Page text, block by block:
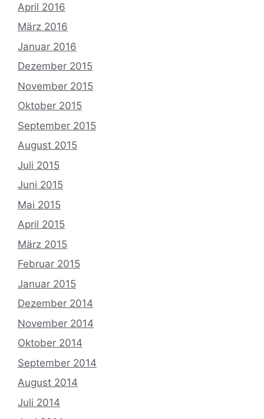
April 2016
März 2016
Januar 2016
Dezember 2015
November 2015
Oktober 2015
September 2015
August 2015
Juli 2015
Juni 2015
Mai 2015
April 2015
März 2015
Februar 2015
Januar 2015
Dezember 2014
November 2014
Oktober 2014
September 2014
August 2014
Juli 2014